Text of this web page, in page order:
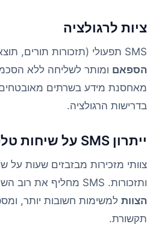
ציות לרגולציה
SMS תפעולי (תזכורות תורים, תוצאות בדיקות)
הספאם
מאחסנת מידע בשרתים
בדרישות הרגולציה.
ייתרון SMS על שיחות טלפון
צוותי מזכירות מבזבזים שעות על
ותזכורות. SMS מחליף את רוב השיחות הללו,
הצוות למשימות חשובות יותר,
תקשורת.